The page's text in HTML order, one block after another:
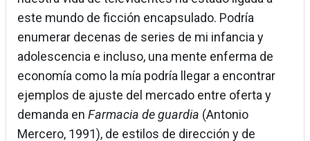
este mundo de ficción encapsulado. Podría
enumerar decenas de series de mi infancia y
adolescencia e incluso, una mente enferma de
economía como la mía podría llegar a encontrar
ejemplos de ajuste del mercado entre oferta y
demanda en Farmacia de guardia (Antonio
Mercero, 1991), de estilos de dirección y de